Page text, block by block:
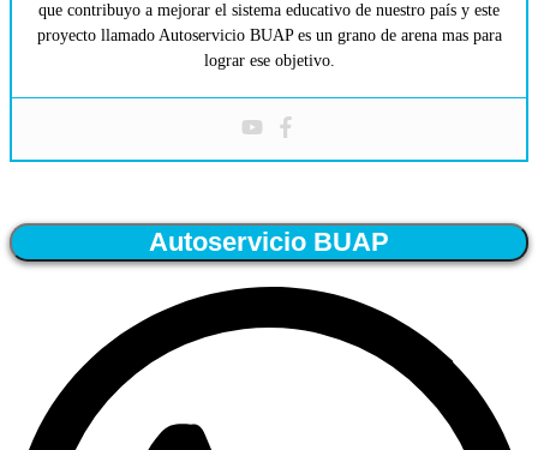
que contribuyo a mejorar el sistema educativo de nuestro país y este
proyecto llamado Autoservicio BUAP es un grano de arena mas para
lograr ese objetivo.
Autoservicio BUAP